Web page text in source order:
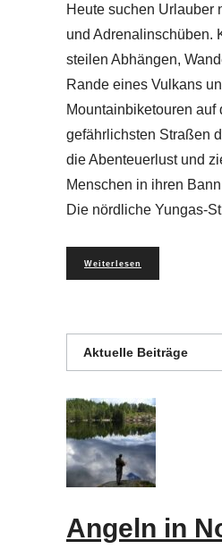
Heute suchen Urlauber
und Adrenalinschüben.
steilen Abhängen,
Rande eines Vulkans
Mountainbiketouren auf
gefährlichsten Straßen
die Abenteuerlust und
Menschen in ihren
Die nördliche Yungas-
Weiterlesen
Aktuelle Beiträge
Angeln in